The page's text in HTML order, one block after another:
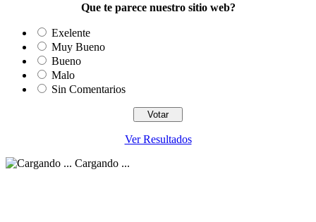
Que te parece nuestro sitio web?
Exelente
Muy Bueno
Bueno
Malo
Sin Comentarios
Ver Resultados
Cargando ...